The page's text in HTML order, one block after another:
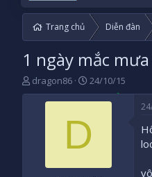
Trang chủ Diễn đàn
1 ngày mắc
B
ắ
dragon86
N
g
à
b
ắ
đ
24/10/15
D